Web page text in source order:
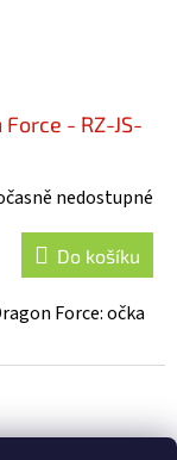
- RZ-JS-
nedostupné
Do košíku
Force: očka